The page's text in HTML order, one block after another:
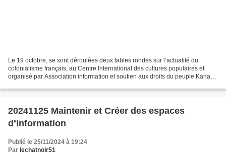
Le 19 octobre, se sont déroulées deux tables rondes sur l’actualité du
colonialisme français, au Centre International des cultures populaires et
organisé par Association information et soutien aux droits du peuple Kanak.
20241125 Maintenir et Créer des espaces
d’information
Publié le 25/11/2024 à 19:24
Par lechatnoir51